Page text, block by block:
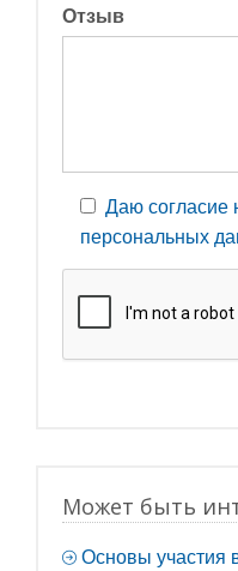
Отзыв
Даю согласие
персональных
Может быть
Основы участия